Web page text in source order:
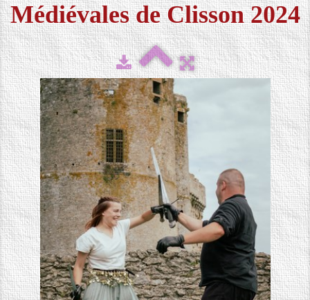
FESTIVAL 2026▼
MÉDIAS▼
CONTACT
LOCATION DE COSTUMES
Médiévales de Clisson 2024